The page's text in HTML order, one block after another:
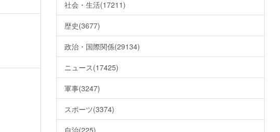
社会・生活(17211)
歴史(3677)
政治・国際関係(29134)
ニュース(17425)
軍事(3247)
スポーツ(3374)